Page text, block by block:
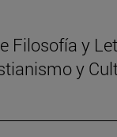
Filosofía y
y